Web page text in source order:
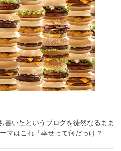
書いたというブログを徒然なるまま
マはこれ「幸せって何だっけ？…